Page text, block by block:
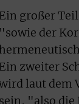
Ein großer
"sowie der
Ein zweiter
laut dem
sein, "also die